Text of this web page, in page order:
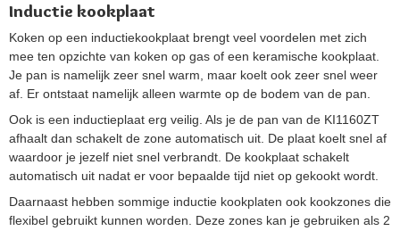
Inductie kookplaat
Koken op een inductiekookplaat brengt veel voordelen met zich
mee ten opzichte van koken op gas of een keramische kookplaat.
Je pan is namelijk zeer snel warm, maar koelt ook zeer snel weer
af. Er ontstaat namelijk alleen warmte op de bodem van de pan.
Ook is een inductieplaat erg veilig. Als je de pan van de KI1160ZT
afhaalt dan schakelt de zone automatisch uit. De plaat koelt snel af
waardoor je jezelf niet snel verbrandt. De kookplaat schakelt
automatisch uit nadat er voor bepaalde tijd niet op gekookt wordt.
Daarnaast hebben sommige inductie kookplaten ook kookzones die
flexibel gebruikt kunnen worden. Deze zones kan je gebruiken als 2